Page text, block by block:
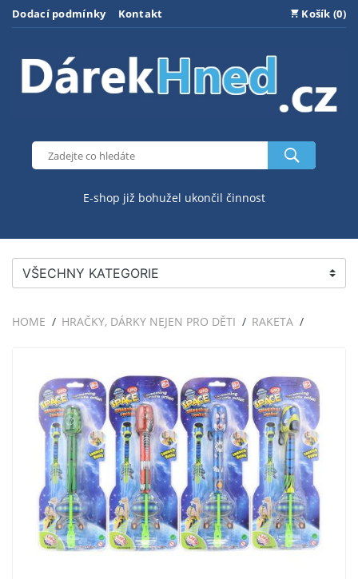
Dodací podmínky Kontakt Košík (0)
E-shop již bohužel ukončil činnost
VŠECHNY KATEGORIE
HOME HRAČKY, DÁRKY NEJEN PRO DĚTI RAKETA